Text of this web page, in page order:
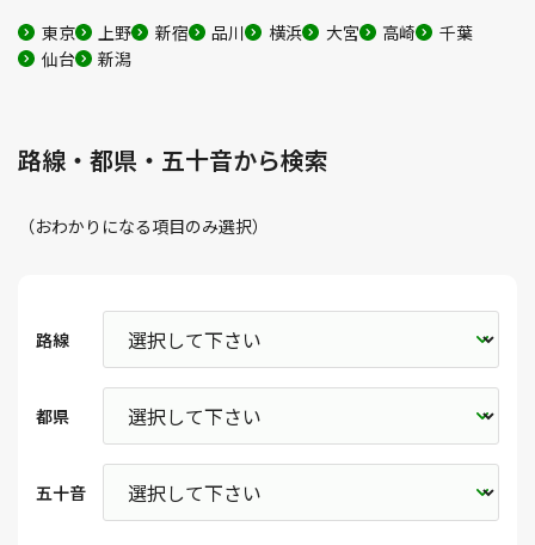
東京 上野 新宿 品川 横浜 大宮 高崎
千葉
仙台
新潟
路線・都県・五十音から検索
（おわかりになる項目のみ選択）
路線
都県
五十音